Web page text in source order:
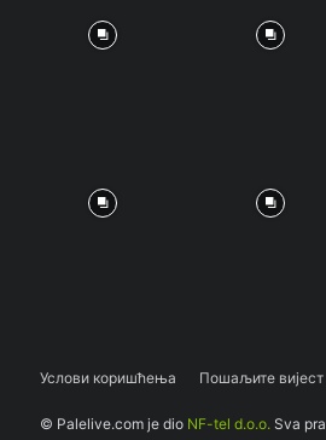
Услови коришћења Пошаљите вијест
© Palelive.com je dio NF-tel d.o.o. Sva